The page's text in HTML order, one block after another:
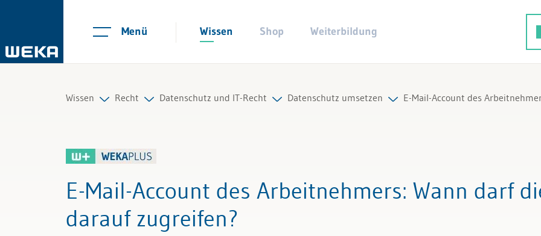
Menü Wissen Shop Weiterbildung
Wissen
Management
Führung & Kompetenzen
Finanzen & Steuern
Recht
Auftrag und Werkvertrag
Gesellschaftsrecht
Scheidungs- und Erbrecht
Datenschutz und IT-Recht
Datensicherheit
Künstliche Intelligenz und Recht
Datenschutz umsetzen
Alle Fachexperten
E-Mail-Account des
E-Mail-Account des Arbeitnehmers: Wann darf
darauf zugreifen?